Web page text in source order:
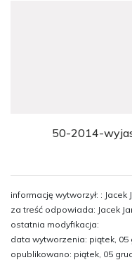
50-2014-
informację wytworzył: : Jacek
za treść odpowiada: Jacek
ostatnia modyfikacja:
data wytworzenia: piątek, 05
opublikowano: piątek, 05